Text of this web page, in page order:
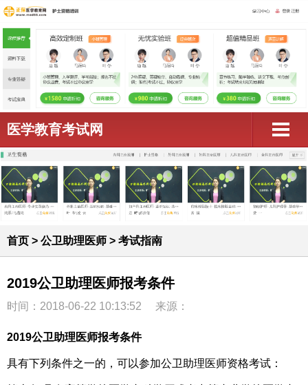
医学教育考试网
首页 > 公卫助理医师 > 考试指南
2019公卫助理医师报考条件
时间：2018-06-22 10:13:52 来源：
2019公卫助理医师报考条件
具有下列条件之一的，可以参加公卫助理医师资格考试：